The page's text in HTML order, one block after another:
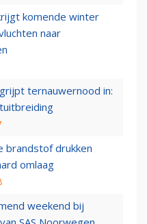
komende winter
naar
ternauwernood in:
brandstof drukken
omlaag
weekend bij